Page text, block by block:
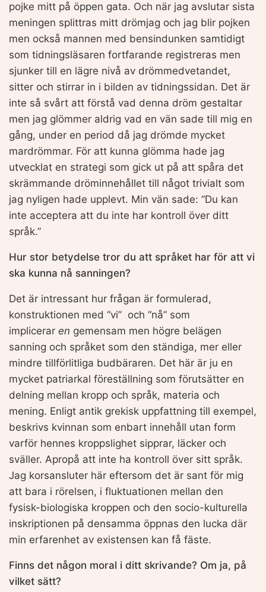
pojke mitt på öppen gata. Och när jag avslutar sista
meningen splittras mitt drömjag och jag blir pojken
men också mannen med bensindunken samtidigt
som tidningsläsaren fortfarande registreras men
sjunker till en lägre nivå av drömmedvetandet,
sitter och stirrar in i bilden av tidningssidan. Det är
inte så svårt att förstå vad denna dröm gestaltar
men jag glömmer aldrig vad en vän sade till mig en
gång, under en period då jag drömde mycket
mardrömmar. För att kunna glömma hade jag
utvecklat en strategi som gick ut på att spåra det
skrämmande dröminnehållet till något trivialt som
jag nyligen hade upplevt. Min vän sade: “Du kan
inte acceptera att du inte har kontroll över ditt
språk.”
Hur stor betydelse tror du att språket har för att vi
ska kunna nå sanningen?
Det är intressant hur frågan är formulerad,
konstruktionen med “vi” och “nå” som
implicerar en gemensam men högre belägen
sanning och språket som den ständiga, mer eller
mindre tillförlitliga budbäraren. Det här är ju en
mycket patriarkal föreställning som förutsätter en
delning mellan kropp och språk, materia och
mening. Enligt antik grekisk uppfattning till exempel,
beskrivs kvinnan som enbart innehåll utan form
varför hennes kroppslighet sipprar, läcker och
sväller. Apropå att inte ha kontroll över sitt språk.
Jag korsansluter här eftersom det är sant för mig
att bara i rörelsen, i fluktuationen mellan den
fysisk-biologiska kroppen och den socio-kulturella
inskriptionen på densamma öppnas den lucka där
min erfarenhet av existensen kan få fäste.
Finns det någon moral i ditt skrivande? Om ja, på
vilket sätt?